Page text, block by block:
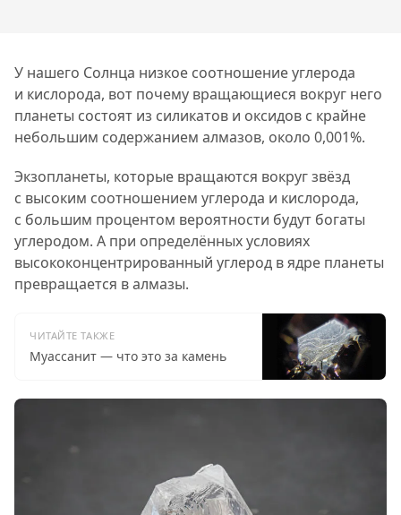
У нашего Солнца низкое соотношение углерода
и кислорода, вот почему вращающиеся вокруг него
планеты состоят из силикатов и оксидов с крайне
небольшим содержанием алмазов, около 0,001%.
Экзопланеты, которые вращаются вокруг звёзд
с высоким соотношением углерода и кислорода,
с большим процентом вероятности будут богаты
углеродом. А при определённых условиях
высококонцентрированный углерод в ядре планеты
превращается в алмазы.
ЧИТАЙТЕ ТАКЖЕ
Муассанит — что это за камень